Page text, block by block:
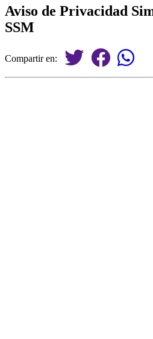
Aviso de Privacidad
SSM
Compartir en: